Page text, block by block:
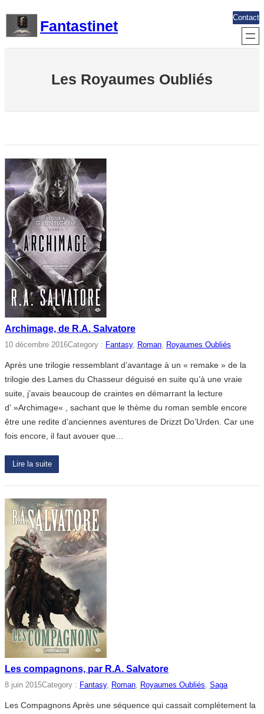
contenu
Fantastinet
Contact
Les Royaumes Oubliés
Archimage, de R.A. Salvatore
10 décembre 2016Category : Fantasy, Roman, Royaumes Oubliés
Après une trilogie ressemblant d’avantage à un « remake » de la
trilogie des Lames du Chasseur déguisé en suite qu’à une vraie
suite, j’avais beaucoup de craintes en démarrant la lecture
d’ »Archimage« , sachant que le thème du roman semble encore
être une redite d’anciennes aventures de Drizzt Do’Urden. Car une
fois encore, il faut avouer que…
Lire la suite
Les compagnons, par R.A. Salvatore
8 juin 2015Category : Fantasy, Roman, Royaumes Oubliés, Saga
Les Compagnons Après une séquence qui cassait complètement la